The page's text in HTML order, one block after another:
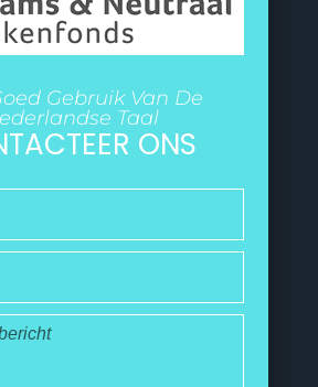
Gebruik Van De
Taal
ONS